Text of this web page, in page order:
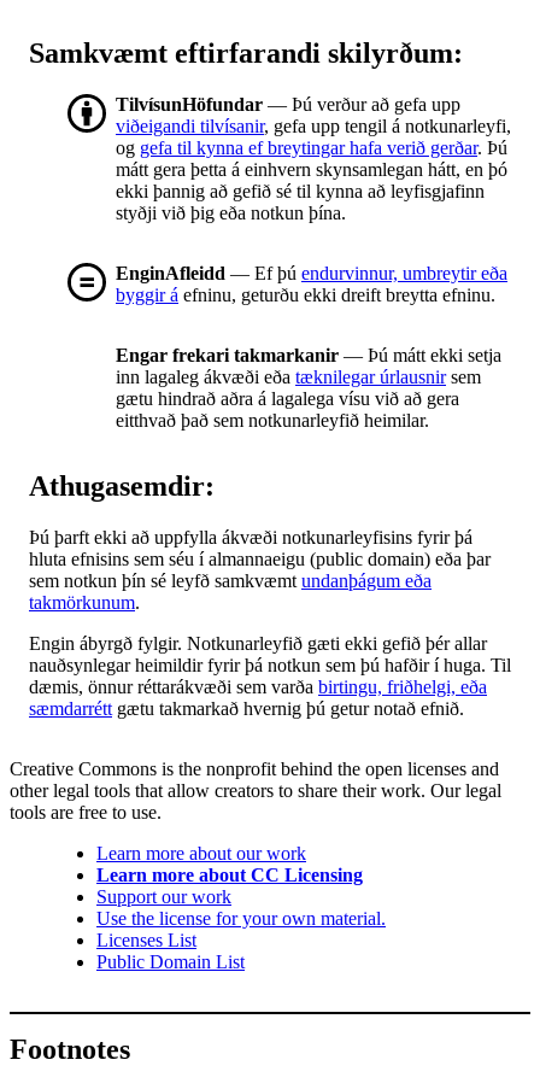
Samkvæmt eftirfarandi skilyrðum:
TilvísunHöfundar — Þú verður að gefa upp
viðeigandi tilvísanir, gefa upp tengil á notkunarleyfi,
og gefa til kynna ef breytingar hafa verið gerðar. Þú
mátt gera þetta á einhvern skynsamlegan hátt, en þó
ekki þannig að gefið sé til kynna að leyfisgjafinn
styðji við þig eða notkun þína.
EnginAfleidd — Ef þú endurvinnur, umbreytir eða
byggir á efninu, geturðu ekki dreift breytta efninu.
Engar frekari takmarkanir — Þú mátt ekki setja
inn lagaleg ákvæði eða tæknilegar úrlausnirsem
gætu hindrað aðra á lagalega vísu við að gera
eitthvað það sem notkunarleyfið heimilar.
Athugasemdir:
Þú þarft ekki að uppfylla ákvæði notkunarleyfisins fyrir þá
hluta efnisins sem séu í almannaeigu (public domain) eða þar
sem notkun þín sé leyfð samkvæmt undanþágum eða
takmörkunum.
Engin ábyrgð fylgir. Notkunarleyfið gæti ekki gefið þér allar
nauðsynlegar heimildir fyrir þá notkun sem þú hafðir í huga. Til
dæmis, önnur réttarákvæði sem varða birtingu, friðhelgi, eða
sæmdarrétt gætu takmarkað hvernig þú getur notað efnið.
Creative Commons is the nonprofit behind the open licenses and
other legal tools that allow creators to share their work. Our legal
tools are free to use.
Learn more about our work
Learn more about CC Licensing
Support our work
Use the license for your own material.
Licenses List
Public Domain List
Footnotes